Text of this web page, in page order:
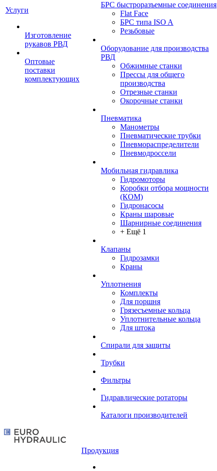
Услуги
Изготовление
рукавов РВД
Оптовые
поставки
комплектующих
БРС быстроразъемные соединения
Flat Face
БРС типа ISO A
Резьбовые
Оборудование для производства
РВД
Обжимные станки
Прессы для общего
производства
Отрезные станки
Окорочные станки
Пневматика
Манометры
Пневматические трубки
Пневмораспределители
Пневмодроссели
Мобильная гидравлика
Гидромоторы
Коробки отбора мощности
(КОМ)
Гидронасосы
Краны шаровые
Шарнирные соединения
+ Ещё 1
Клапаны
Гидрозамки
Краны
Уплотнения
Комплекты
Для поршня
Грязесъемные кольца
Уплотнительные кольца
Для штока
Спирали для защиты
Трубки
Фильтры
Гидравлические ротаторы
Каталоги производителей
Продукция